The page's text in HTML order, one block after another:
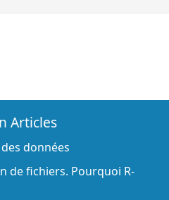
Articles
données
de fichiers. Pourquoi R-